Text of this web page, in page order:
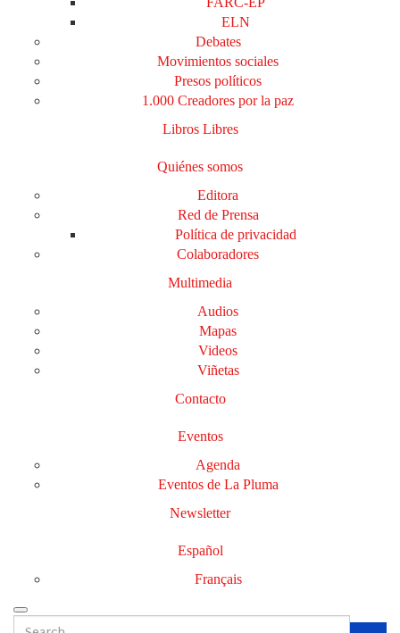
ELN
Debates
Movimientos sociales
Presos políticos
1.000 Creadores por la paz
Libros Libres
Quiénes somos
Editora
Red de Prensa
Política de privacidad
Colaboradores
Multimedia
Audios
Mapas
Videos
Viñetas
Contacto
Eventos
Agenda
Eventos de La Pluma
Newsletter
Español
Français